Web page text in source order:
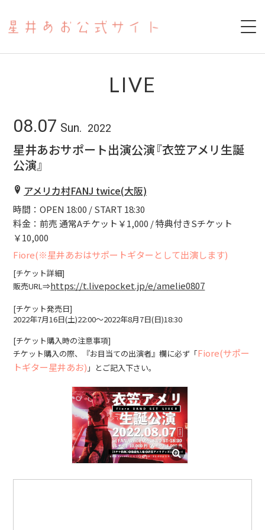
SCHEDULE
YOUTUBE
17LIVE
COVER
WEBSHOP
LIVE
08.07 Sun. 2022
星井あおサポート出演公演『衣笠アメリ生誕
公演』
アメリカ村FANJ twice(大阪)
時間：OPEN 18:00 / START 18:30
料金：前売 通常Aチケット￥1,000 / 特典付きSチケット
￥10,000
Fiore(※星井あおはサポートギターとして出演します)
[チケット詳細]
販売URL⇒https://t.livepocket.jp/e/amelie0807
[チケット発売日]
2022年7月16日(土)22:00〜2022年8月7日(日)18:30
[チケット購入時の注意事項]
チケット購入の際、『お目当ての出演者』欄に必ず「Fiore(サポー
トギター星井あお) 」とご記入下さい。